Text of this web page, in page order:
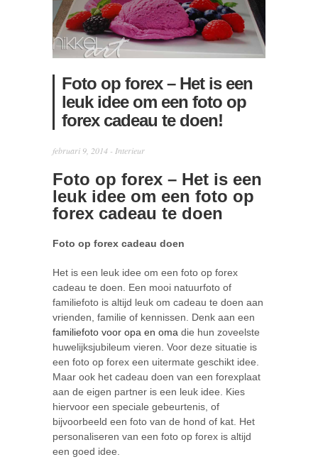
Foto op forex – Het is een
leuk idee om een foto op
forex cadeau te doen!
februari 9, 2014 - Interieur
Foto op forex – Het is een
leuk idee om een foto op
forex cadeau te doen
Foto op forex cadeau doen
Het is een leuk idee om een foto op forex
cadeau te doen. Een mooi natuurfoto of
familiefoto is altijd leuk om cadeau te doen aan
vrienden, familie of kennissen. Denk aan een
familiefoto voor opa en oma die hun zoveelste
huwelijksjubileum vieren. Voor deze situatie is
een foto op forex een uitermate geschikt idee.
Maar ook het cadeau doen van een forexplaat
aan de eigen partner is een leuk idee. Kies
hiervoor een speciale gebeurtenis, of
bijvoorbeeld een foto van de hond of kat. Het
personaliseren van een foto op forex is altijd
een goed idee.